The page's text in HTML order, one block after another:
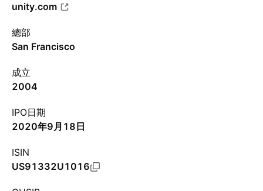
unity.com
總部
San Francisco
成立
2004
IPO日期
2020年9月18日
ISIN
US91332U1016